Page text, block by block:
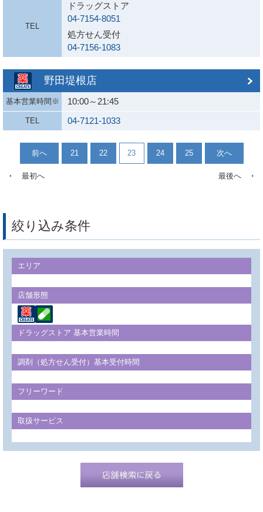
TEL
ドラッグストア
04-7154-8051
処方せん受付
04-7156-1083
野田堤根店
基本営業時間※ 10:00～21:45
TEL 04-7121-1033
最初へ
前へ 21 22 23 24 25 次へ
最後へ
絞り込み条件
エリア
店舗形態
ドラッグストア 基本営業時間
調剤（処方せん受付）基本受付時間
フリーワード
取扱サービス